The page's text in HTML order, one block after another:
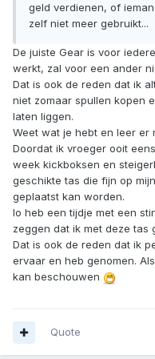
geld verdienen, of
zelf niet meer gebruikt...
De juiste Gear is voor
werkt, zal voor een ander
Dat is ook de reden dat ik
niet zomaar spullen kopen
laten liggen.
Weet wat je hebt en leer er
Doordat ik vroeger ooit
week kickboksen en
geschikte tas die fijn op
geplaatst kan worden.
Io heb een tijdje met een
zeggen dat ik met deze tas
Dat is ook de reden dat ik
ervaar en heb genomen.
kan beschouwen
Quote